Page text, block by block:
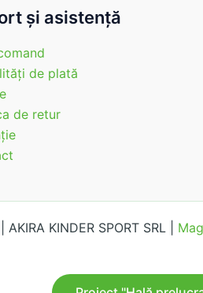
şi asistenţă
de plată
de retur
KINDER SPORT SRL |